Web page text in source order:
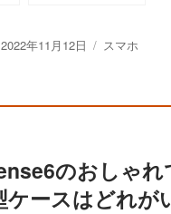
投
2022年11月12日
カ
リ
スマホ
のおしゃれ
ケースはどれが